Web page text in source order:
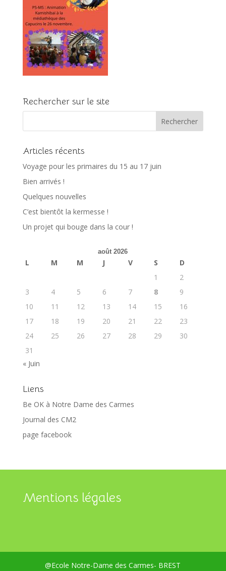
Rechercher sur le site
Articles récents
Voyage pour les primaires du 15 au 17 juin
Bien arrivés !
Quelques nouvelles
C’est bientôt la kermesse !
Un projet qui bouge dans la cour !
août 2026
L M M J V S
D
1
2
3
4 5 6 7 8
9
10
11 12 13 14 15
16
17
18 19 20 21 22
23
24
25 26 27 28 29
30
31
« Juin
Liens
Be OK à Notre Dame des Carmes
Journal des CM2
page facebook
Mentions légales
@Ecole Notre-Dame des Carmes- BREST